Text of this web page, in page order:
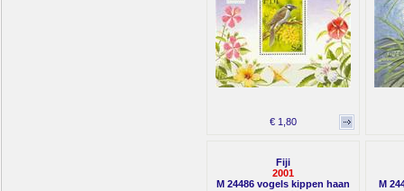
€ 1,80
Fiji
2001
M 24486 vogels kippen haan
M